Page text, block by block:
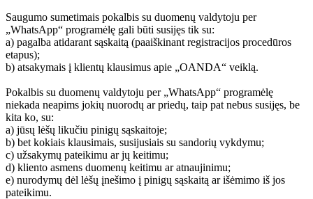
Saugumo sumetimais pokalbis su duomenų valdytoju per
„WhatsApp“ programėlę gali būti susijęs tik su:
a) pagalba atidarant sąskaitą (paaiškinant registracijos procedūros
etapus);
b) atsakymais į klientų klausimus apie „OANDA“ veiklą.
Pokalbis su duomenų valdytoju per „WhatsApp“ programėlę
niekada neapims jokių nuorodų ar priedų, taip pat nebus susijęs, be
kita ko, su:
a) jūsų lėšų likučiu pinigų sąskaitoje;
b) bet kokiais klausimais, susijusiais su sandorių vykdymu;
c) užsakymų pateikimu ar jų keitimu;
d) kliento asmens duomenų keitimu ar atnaujinimu;
e) nurodymų dėl lėšų įnešimo į pinigų sąskaitą ar išėmimo iš jos
pateikimu.